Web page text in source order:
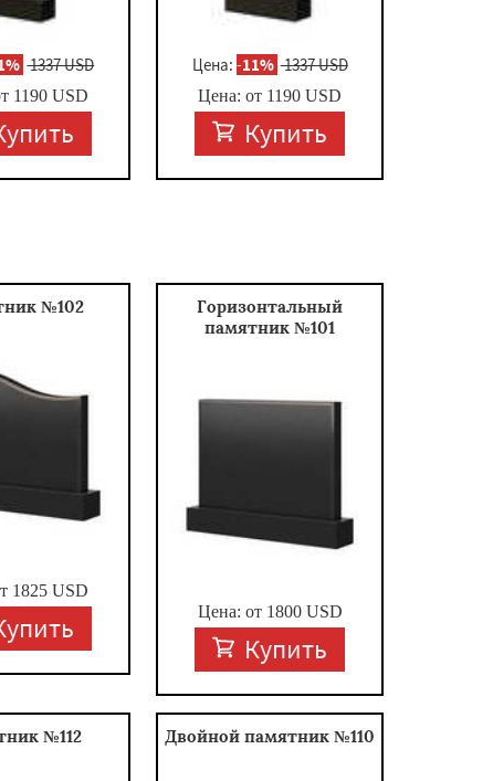
1337 USD
1190USD
Цена: -11% 1337 USD
Цена: от 1190 USD
Купить
№102
1825 USD
Горизонтальный
памятник №101
Цена: от 1800USD
Купить
№112 Двойной памятник №110